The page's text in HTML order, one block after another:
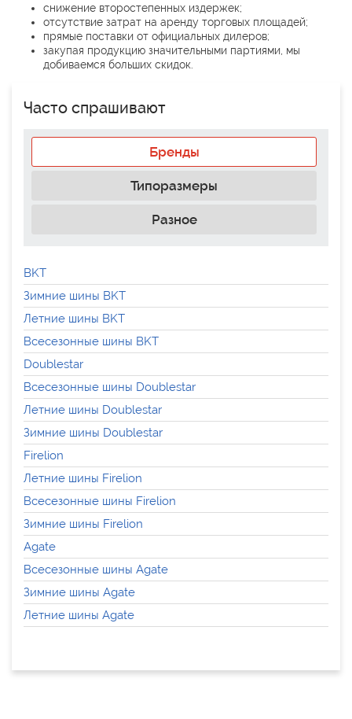
снижение второстепенных издержек;
отсутствие затрат на аренду торговых площадей;
прямые поставки от официальных дилеров;
закупая продукцию значительными партиями, мы
добиваемся больших скидок.
Часто спрашивают
Бренды
Типоразмеры
Разное
BKT
Зимние шины BKT
Летние шины BKT
Всесезонные шины BKT
Doublestar
Всесезонные шины Doublestar
Летние шины Doublestar
Зимние шины Doublestar
Firelion
Летние шины Firelion
Всесезонные шины Firelion
Зимние шины Firelion
Agate
Всесезонные шины Agate
Зимние шины Agate
Летние шины Agate